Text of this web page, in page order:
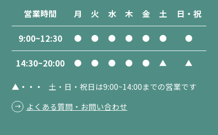
営業時間 月 火 水 木 金 土 日・祝
9:00~12:30 ● ● ● ● ● ● ●
14:30~20:00 ● ● ● ● ● ▲ ▲
▲・・・
土・日・祝日は9:00~14:00までの営業です
よくある質問・お問い合わせ